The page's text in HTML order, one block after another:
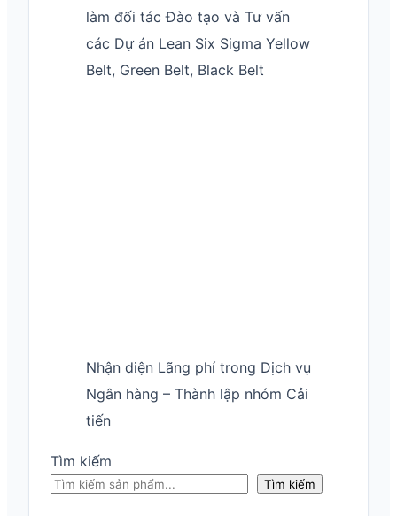
làm đối tác Đào tạo và Tư vấn
các Dự án Lean Six Sigma Yellow
Belt, Green Belt, Black Belt
Nhận diện Lãng phí trong Dịch vụ
Ngân hàng – Thành lập nhóm Cải
tiến
Tìm kiếm
Tìm kiếm